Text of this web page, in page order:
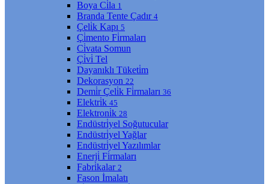
Boya Ci̇la 1
Branda Tente Çadır 4
Çeli̇k Kapı 5
Çi̇mento Fi̇rmaları
Ci̇vata Somun
Çi̇vi̇ Tel
Dayanıklı Tüketi̇m
Dekorasyon 22
Demi̇r Çeli̇k Fi̇rmaları 36
Elektri̇k 45
Elektroni̇k 28
Endüstri̇yel Soğutucular
Endüstri̇yel Yağlar
Endüstri̇yel Yazılımlar
Enerji̇ Fi̇rmaları
Fabri̇kalar 2
Fason İmalatı